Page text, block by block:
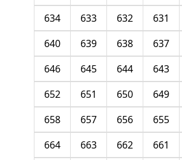
631
632
633
634
637
638
639
640
643
644
645
646
649
650
651
652
655
656
657
658
661
662
663
664